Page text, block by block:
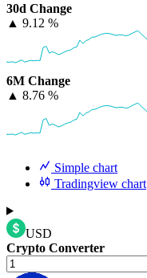
30d Change
▲ 9.12 %
6M Change
▲ 8.76 %
Simple chart
Tradingview chart
USD
Crypto Converter